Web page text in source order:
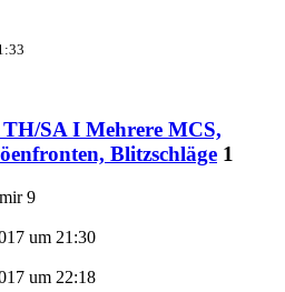
SA I Mehrere MCS,
Blitzschläge 1
9
um 21:30
um 22:18